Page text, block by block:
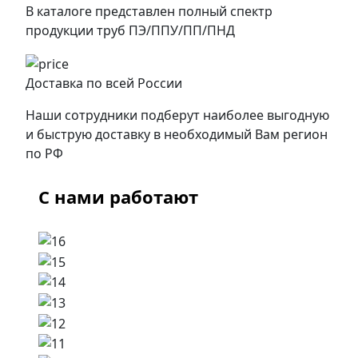
В каталоге представлен полный спектр
продукции труб ПЭ/ППУ/ПП/ПНД
Доставка по всей России
Наши сотрудники подберут наиболее выгодную
и быструю доставку в необходимый Вам регион
по РФ
С нами работают